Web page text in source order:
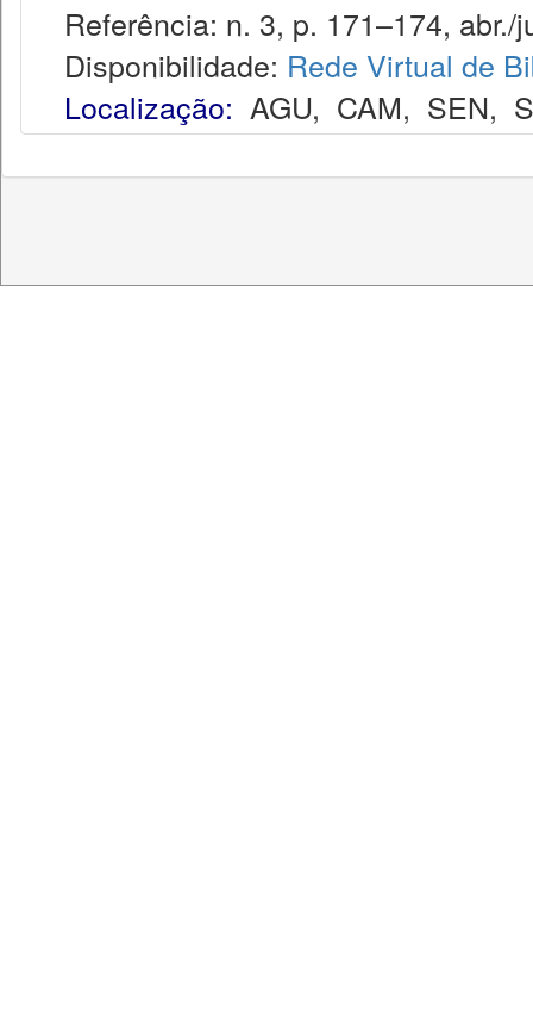
Referência: n. 3, p. 171–174, abr./
Disponibilidade: Rede Virtual de
Localização: AGU, CAM, SEN,